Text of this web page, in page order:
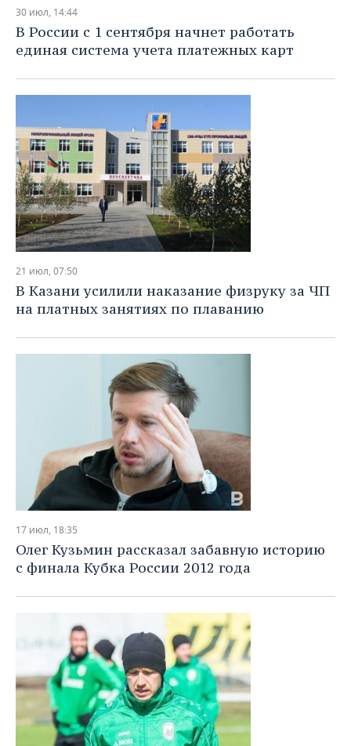
НЕФТЕХИМИЯ
НЕФТЬ
ОПК
РОЗНИЧНАЯ ТОРГОВЛЯ
НОВОСТИ ТЕХНОЛОГИЙ
ТЕЛЕКОММУНИКАЦИИ
МЕРОПРИЯТИЯ
БИЗНЕС-БРАНЧИ
ONLINE-КОНФЕРЕНЦИИ
ОТКРЫТАЯ ЛЕКЦИЯ
ФУТБОЛ
ХОККЕЙ
БАСКЕТБОЛ
ВОЛЕЙБОЛ
ФИГУРНОЕ КАТАНИЕ
ВОДНЫЕ ВИДЫ СПОРТА
ХОККЕЙ С МЯЧОМ
НОВОСТИ ОБЩЕСТВА
ВЛАСТЬ
ИНФРАСТРУКТУРА
ИСТОРИЯ
МЕДИЦИНА
ОБРАЗОВАНИЕ
ПРОИСШЕСТВИЯ
ФОТОГАЛЕРЕЯ
СЮЖЕТЫ
СПРАВОЧНИК
СПИСОК ПЕРСОН
ПОЛНАЯ ВЕРСИЯ
30 июл, 14:44
В России с 1 сентября начнет работать
единая система учета платежных карт
21 июл, 07:50
В Казани усилили наказание физруку за ЧП
на платных занятиях по плаванию
17 июл, 18:35
Олег Кузьмин рассказал забавную историю
с финала Кубка России 2012 года